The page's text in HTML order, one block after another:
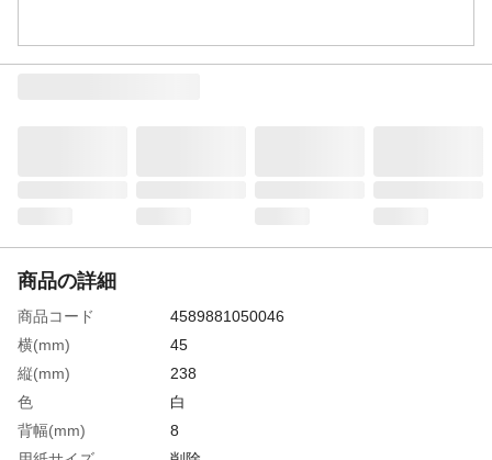
商品の詳細
商品コード
4589881050046
横(mm)
45
縦(mm)
238
色
白
背幅(mm)
8